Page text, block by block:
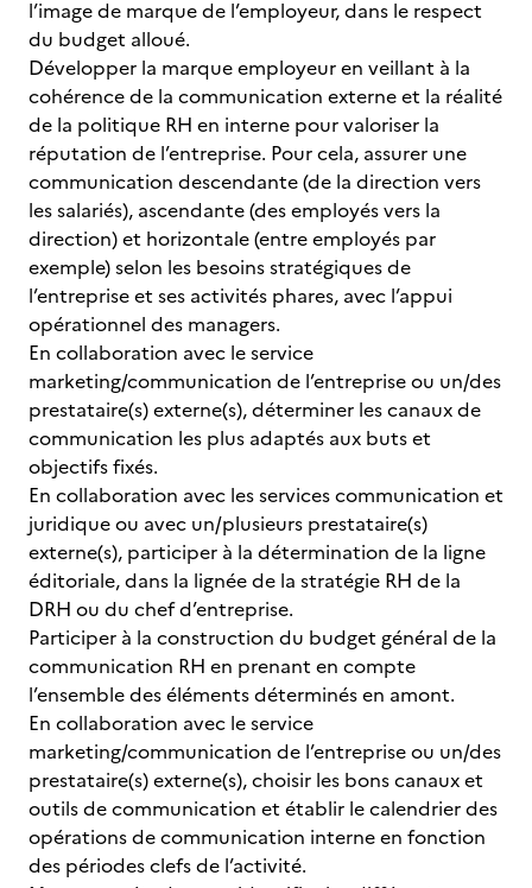
l’image de marque de l’employeur, dans le respect
du budget alloué.
Développer la marque employeur en veillant à la
cohérence de la communication externe et la réalité
de la politique RH en interne pour valoriser la
réputation de l’entreprise. Pour cela, assurer une
communication descendante (de la direction vers
les salariés), ascendante (des employés vers la
direction) et horizontale (entre employés par
exemple) selon les besoins stratégiques de
l’entreprise et ses activités phares, avec l’appui
opérationnel des managers.
En collaboration avec le service
marketing/communication de l’entreprise ou un/des
prestataire(s) externe(s), déterminer les canaux de
communication les plus adaptés aux buts et
objectifs fixés.
En collaboration avec les services communication et
juridique ou avec un/plusieurs prestataire(s)
externe(s), participer à la détermination de la ligne
éditoriale, dans la lignée de la stratégie RH de la
DRH ou du chef d’entreprise.
Participer à la construction du budget général de la
communication RH en prenant en compte
l’ensemble des éléments déterminés en amont.
En collaboration avec le service
marketing/communication de l’entreprise ou un/des
prestataire(s) externe(s), choisir les bons canaux et
outils de communication et établir le calendrier des
opérations de communication interne en fonction
des périodes clefs de l’activité.